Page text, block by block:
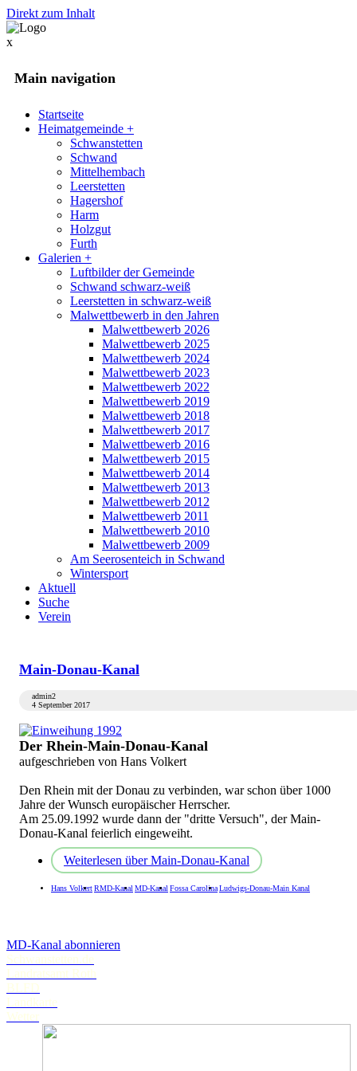
Direkt zum Inhalt
x
Main navigation
Startseite
Heimatgemeinde +
Schwanstetten
Schwand
Mittelhembach
Leerstetten
Hagershof
Harm
Holzgut
Furth
Galerien +
Luftbilder der Gemeinde
Schwand schwarz-weiß
Leerstetten in schwarz-weiß
Malwettbewerb in den Jahren
Malwettbewerb 2026
Malwettbewerb 2025
Malwettbewerb 2024
Malwettbewerb 2023
Malwettbewerb 2022
Malwettbewerb 2019
Malwettbewerb 2018
Malwettbewerb 2017
Malwettbewerb 2016
Malwettbewerb 2015
Malwettbewerb 2014
Malwettbewerb 2013
Malwettbewerb 2012
Malwettbewerb 2011
Malwettbewerb 2010
Malwettbewerb 2009
Am Seerosenteich in Schwand
Wintersport
Aktuell
Suche
Verein
Main-Donau-Kanal
admin2
4 September 2017
Der Rhein-Main-Donau-Kanal
aufgeschrieben von Hans Volkert
Den Rhein mit der Donau zu verbinden, war schon über 1000
Jahre der Wunsch europäischer Herrscher.
Am 25.09.1992 wurde dann der "dritte Versuch", der Main-
Donau-Kanal feierlich eingeweiht.
Weiterlesen über Main-Donau-Kanal
Hans VolkertRMD-Kanal MD-Kanal Fossa CarolinaLudwigs-Donau-Main Kanal
MD-Kanal abonnieren
Schwanstetten.de
Landratsamt Roth
BLFD
Landkarte
Wetter